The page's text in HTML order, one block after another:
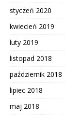
styczeń 2020
kwiecień 2019
luty 2019
listopad 2018
październik 2018
lipiec 2018
maj 2018